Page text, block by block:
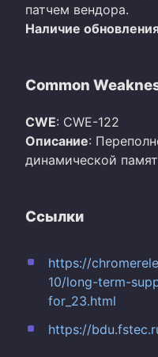
патчем вендора.
Наличие
Common
CWE: CWE-122
Описание:
динамической
Ссылки
https://
10/long-term-
for_23.html
https://